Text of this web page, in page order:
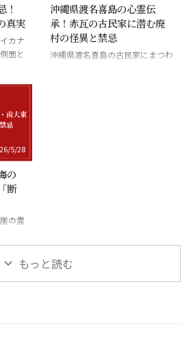
！
真実
カナ
面と
沖縄県渡名喜島の心霊伝
承！赤瓦の古民家に潜む廃
村の怪異と禁忌
沖縄県渡名喜島の古民家にまつわ
5/28
の
断
の霊
もっと読む